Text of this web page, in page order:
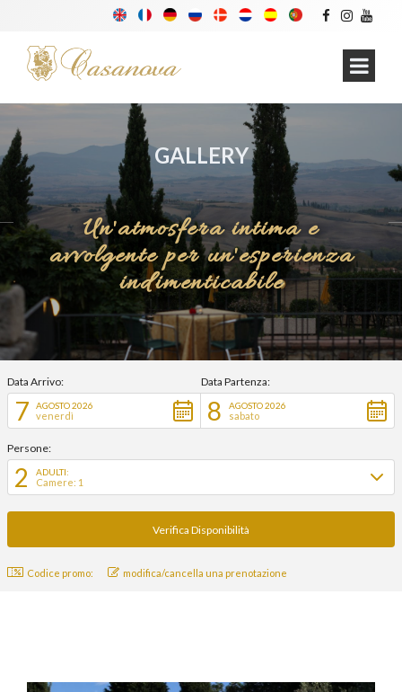
GALLERY
Un'atmosfera intima e
avvolgente per un'esperienza
indimenticabile
Data Arrivo:
7 AGOSTO 2026
venerdì
Data Partenza:
8 AGOSTO 2026
sabato
Persone:
2 ADULTI:
Camere: 1
Codice promo: modifica/cancella una prenotazione